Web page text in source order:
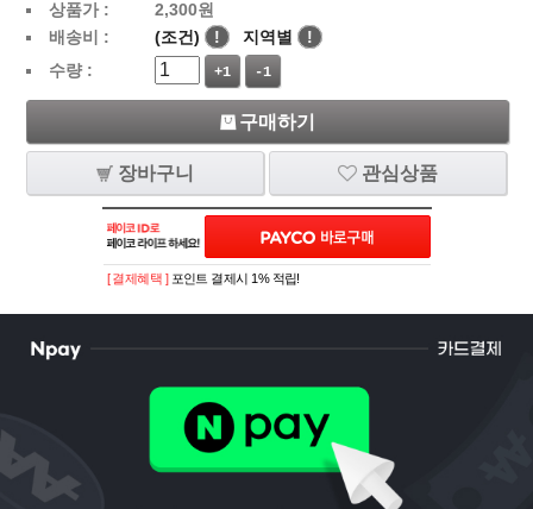
상품가 : 2,300원
배송비 :
(조건) ! 지역별
!
수량 :
+1 -1
구매하기
장바구니 관심상품
[ 결제혜택 ] 포인트 결제시 1% 적립!